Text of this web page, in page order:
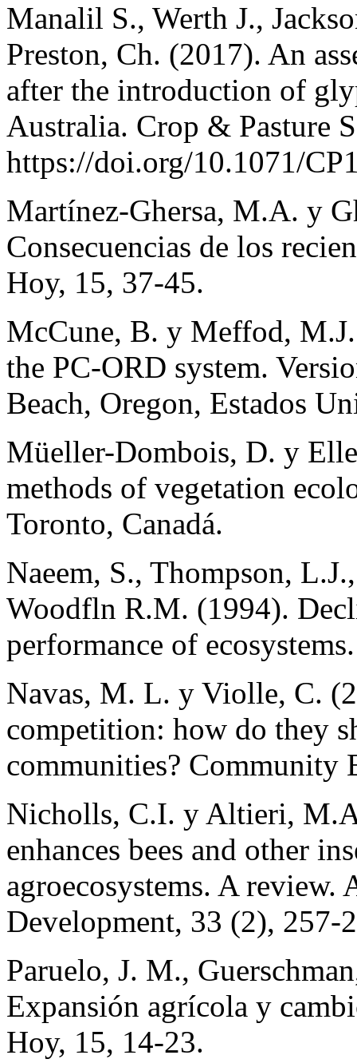
Manalil S., Werth J.,
Preston, Ch. (2017). An
after the introduction of
Australia. Crop & Pasture
https://doi.org/10.1071/
Martínez-Ghersa, M.A. y
Consecuencias de los
Hoy, 15, 37-45.
McCune, B. y Meffod,
the PC-ORD system.
Beach, Oregon, Estados
Müeller-Dombois, D. y
methods of vegetation
Toronto, Canadá.
Naeem, S., Thompson,
Woodfln R.M. (1994).
performance of
Navas, M. L. y Violle, C.
competition: how do they
communities? Community
Nicholls, C.I. y Altieri,
enhances bees and other
agroecosystems. A
Development, 33 (2), 257-
Paruelo, J. M.,
Expansión agrícola y
Hoy, 15, 14-23.